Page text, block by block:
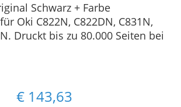
Schwarz + Farbe
Oki C822N, C822DN, C831N,
Druckt bis zu 80.000 Seiten bei
€ 143,63